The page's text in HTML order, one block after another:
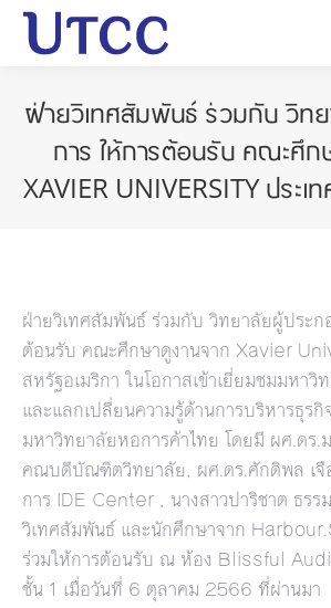
ฝ่ายวิเทศสัมพันธ์ ร่วมกับ วิท
การ ให้การต้อนรับ คณะศึก
XAVIER UNIVERSITY ประเ
ฝ่ายวิเทศสัมพันธ์ ร่วมกับ วิทยาลัยผู้ประก
ต้อนรับ คณะศึกษาดูงานจาก Xavier
สหรัฐอเมริกา ในโอกาสเข้าเยี่ยมชมมหา
และแลกเปลี่ยนความรู้ด้านการบริหารธุร
มหาวิทยาลัยหอการค้าไทย โดยมี ผศ.ดร
คณบดีบัณฑิตวิทยาลัย, ผศ.ดร.ศักดิพล เจื
การ IDE Center , นางสาวปาริชาต ธรร
วิเทศสัมพันธ์ และนักศึกษาจาก
ร่วมให้การต้อนรับ ณ ห้อง Blissful
ชั้น 1 เมื่อวันที่ 6 ตุลาคม 2566 ที่ผ่านมา